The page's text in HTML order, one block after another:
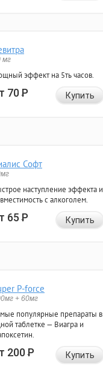
мг
эффект на 5ть часов.
70Р Купить
Софт
наступление эффекта и
с алкоголем.
65Р Купить
P-force
+ 60мг
популярные препараты в
таблетке — Виагра и
200Р Купить